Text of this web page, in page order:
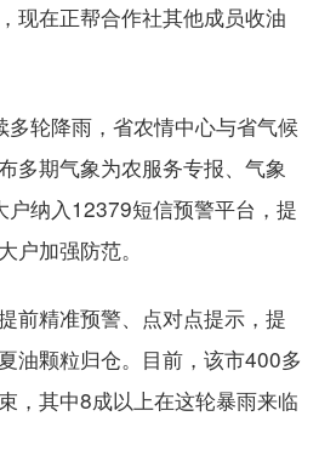
现在正帮合作社其他成员收油
轮降雨，省农情中心与省气候
多期气象为农服务专报、气象
纳入12379短信预警平台，提
户加强防范。
精准预警、点对点提示，提
油颗粒归仓。目前，该市400多
，其中8成以上在这轮暴雨来临